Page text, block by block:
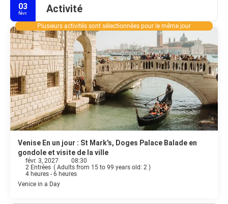
Murano, célèbre pour sa tradition verrière séculaire, où vous
pourrez observer des maîtres verriers à l'œuvre. Poursuivez votre
route vers Burano, un paradis pour les photographes avec ses
maisons aux couleurs vives et ses ateliers de dentelle, puis vers
Torcello, une île paisible aux églises anciennes et à la quiétude
rare. Que vous veniez pour l'art, l'histoire ou le romantisme, Venise
offre une atmosphère onirique qui persiste longtemps après votre
départ.
03
févr. Activité
Plusieurs activités sont sélectionnées pour le même jour
Venise En un jour : St Mark's, Doges Palace Balade en
gondole et visite de la ville
févr. 3, 2027
08:30
2 Entrées ( Adults from 15 to 99 years old: 2 )
4 heures - 6 heures
Venice in a Day